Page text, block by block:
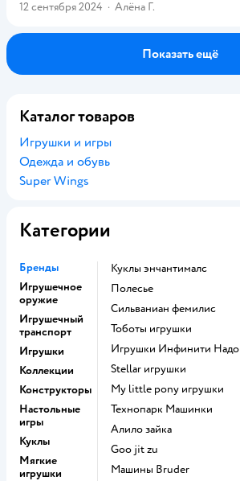
12 сентября 2024 · Алёна Г.
Показать ещё
Каталог товаров
Игрушки и игры
Одежда и обувь
Super Wings
Категории
Бренды
Игрушечное
оружие
Игрушечный
транспорт
Игрушки
Коллекции
Конструкторы
Настольные
игры
Куклы
Мягкие
игрушки
Куклы энчантималс
Полесье
Сильваниан фемилис
Тоботы игрушки
Игрушки Инфинити Надо
Stellar игрушки
my little pony игрушки
Технопарк Машинки
Алило зайка
Goo jit zu
Машины Bruder